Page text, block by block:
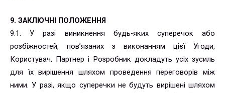
9. ЗАКЛЮЧНІ ПОЛОЖЕННЯ
9.1. У разі виникнення будь-яких суперечок або
розбіжностей, пов’язаних з виконанням цієї Угоди,
Користувач, Партнер і Розробник докладуть усіх зусиль
для їх вирішення шляхом проведення переговорів між
ними. У разі, якщо суперечки не будуть вирішені шляхом